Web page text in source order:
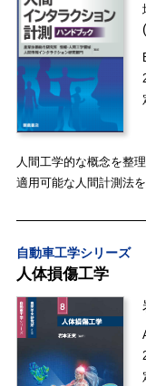
人間工学的な概念を整
適用可能な人間計測法
自動車工学シリーズ
人体損傷工学